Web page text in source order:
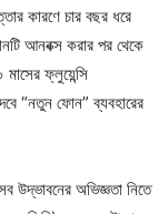
কারণে চার বছর ধরে
আনবক্স করার পর থেকে
ফ্লুয়েন্সি
“নতুন ফোন” ব্যবহারের
উদ্ভাবনের অভিজ্ঞতা নিতে